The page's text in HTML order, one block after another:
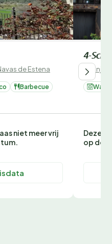
de Estena
Barbecue
niet meer vrij
4-
Spanje
Deze
op de